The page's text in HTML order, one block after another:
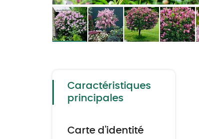
the
imagesCaractéristiques
principales
Carte d'identité